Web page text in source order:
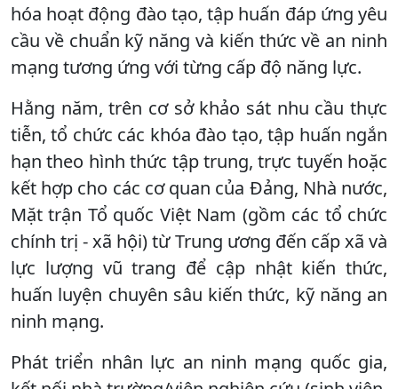
hóa hoạt động đào tạo, tập huấn đáp ứng yêu
cầu về chuẩn kỹ năng và kiến thức về an ninh
mạng tương ứng với từng cấp độ năng lực.
Hằng năm, trên cơ sở khảo sát nhu cầu thực
tiễn, tổ chức các khóa đào tạo, tập huấn ngắn
hạn theo hình thức tập trung, trực tuyến hoặc
kết hợp cho các cơ quan của Đảng, Nhà nước,
Mặt trận Tổ quốc Việt Nam (gồm các tổ chức
chính trị - xã hội) từ Trung ương đến cấp xã và
lực lượng vũ trang để cập nhật kiến thức,
huấn luyện chuyên sâu kiến thức, kỹ năng an
ninh mạng.
Phát triển nhân lực an ninh mạng quốc gia,